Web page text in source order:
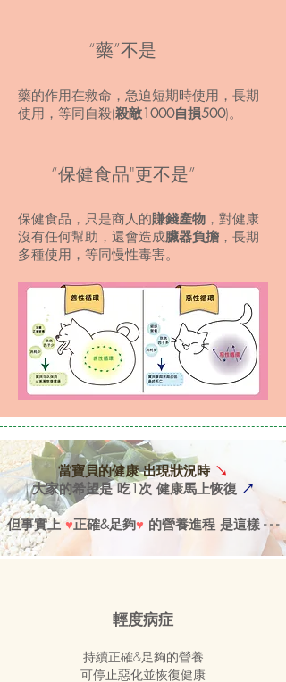
“藥”不是
藥的作用在救命，急迫短期時使用，長期
使用，等同自殺(殺敵1000自損500)。
“保健食品"更不是”
保健食品，只是商人的賺錢產物 ，對健康
沒有任何幫助，還會造成臟器負擔 ，長期
多種使用，等同慢性毒害。
當寶貝的健康 出現狀況時 ↘
大家的希望是 吃1次 健康馬上恢復 ↗
但事實上♥正確&足夠♥ 的營養進程 是這樣 - - -
輕度病症
持續正確&足夠的營養
可停止惡化並恢復健康